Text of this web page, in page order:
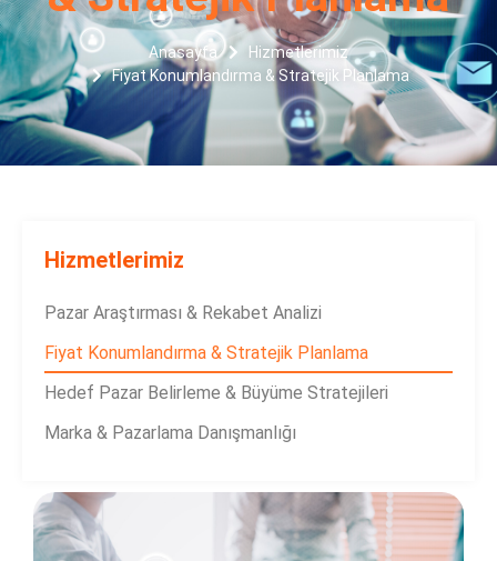
Anasayfa
Hizmetlerimiz
Fiyat Konumlandırma & Stratejik Planlama
Hizmetlerimiz
Pazar Araştırması & Rekabet Analizi
Fiyat Konumlandırma & Stratejik Planlama
Hedef Pazar Belirleme & Büyüme Stratejileri
Marka & Pazarlama Danışmanlığı